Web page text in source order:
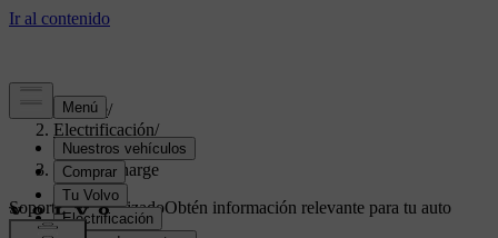
Soporte/
Electrificación/
Carga/
Plug & Charge
Soporte personalizadoObtén información relevante para tu auto
específico.